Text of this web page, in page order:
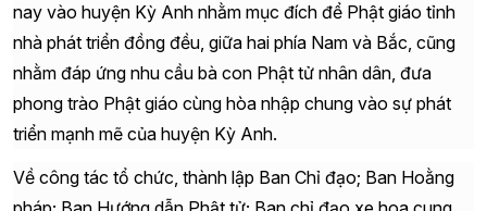
nay vào huyện Kỳ Anh nhằm mục đích để Phật giáo tỉnh
nhà phát triển đồng đều, giữa hai phía Nam và Bắc, cũng
nhằm đáp ứng nhu cầu bà con Phật tử nhân dân, đưa
phong trào Phật giáo cùng hòa nhập chung vào sự phát
triển mạnh mẽ của huyện Kỳ Anh.
Về công tác tổ chức, thành lập Ban Chỉ đạo; Ban Hoằng